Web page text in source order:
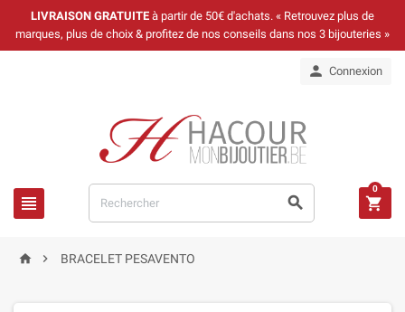
LIVRAISON GRATUITE à partir de 50€ d'achats. « Retrouvez plus de
marques, plus de choix & profitez de nos conseils dans nos 3 bijouteries »
 Connexion
  
0
  BRACELET PESAVENTO